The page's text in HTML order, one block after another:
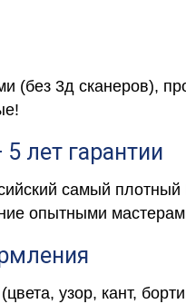
(без 3д сканеров),
лет гарантии
самый
опытными
узор, кант,